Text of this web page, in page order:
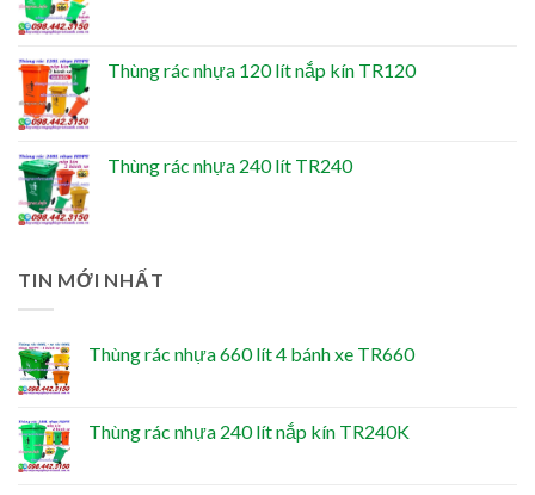
Thùng rác nhựa 120 lít nắp kín TR120
Thùng rác nhựa 240 lít TR240
TIN MỚI NHẤT
Thùng rác nhựa 660 lít 4 bánh xe TR660
Thùng rác nhựa 240 lít nắp kín TR240K